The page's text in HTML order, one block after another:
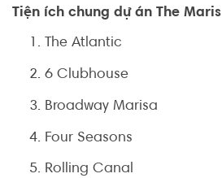
Tiện ích chung dự án The Maris
The Atlantic
6 Clubhouse
Broadway Marisa
Four Seasons
Rolling Canal